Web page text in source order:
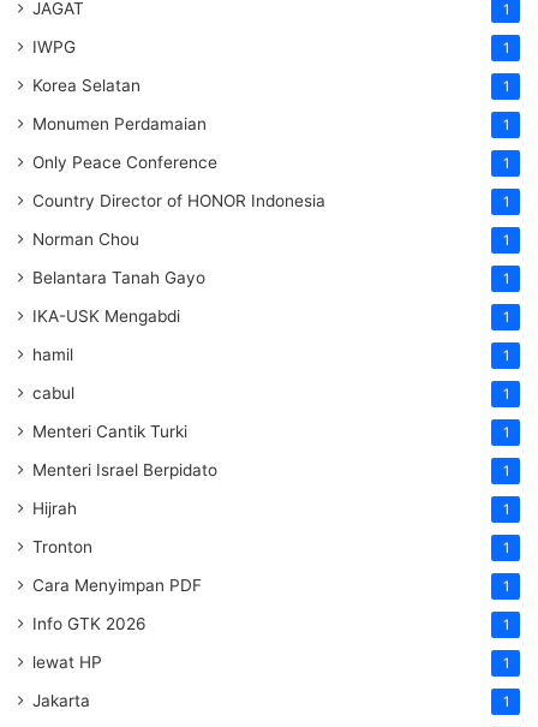
JAGAT 1
IWPG 1
Korea Selatan 1
Monumen Perdamaian 1
Only Peace Conference 1
Country Director of HONOR Indonesia 1
Norman Chou 1
Belantara Tanah Gayo 1
IKA-USK Mengabdi 1
hamil 1
cabul 1
Menteri Cantik Turki 1
Menteri Israel Berpidato 1
Hijrah 1
Tronton 1
Cara Menyimpan PDF 1
Info GTK 2026 1
lewat HP 1
Jakarta 1